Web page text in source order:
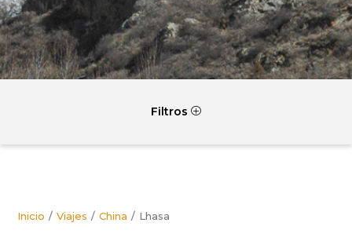
Filtros P
Inicio Viajes China Lhasa